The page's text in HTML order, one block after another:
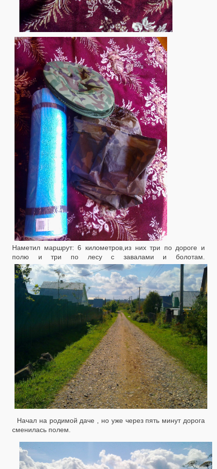
Наметил маршрут: 6 километров,из них три по дороге и
полю и три по лесу с завалами и болотам.
Начал на родимой даче , но уже через пять минут дорога
сменилась полем.